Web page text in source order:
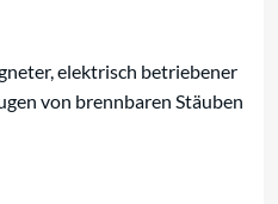
elektrisch betriebener
von brennbaren Stäuben